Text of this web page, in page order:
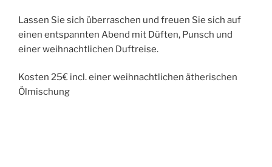
Lassen Sie sich überraschen und freuen Sie sich auf
einen entspannten Abend mit Düften, Punsch und
einer weihnachtlichen Duftreise.
Kosten 25€ incl. einer weihnachtlichen ätherischen
Ölmischung